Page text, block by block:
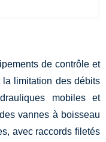
de contrôle et
limitation des débits
mobiles et
vannes à boisseau
avec raccords filetés